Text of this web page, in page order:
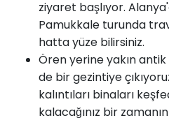
ziyaret başlıyor.
Pamukkale turunda
hatta yüze bilirsiniz.
Ören yerine yakın
de bir gezintiye
kalıntıları binaları
kalacağınız bir